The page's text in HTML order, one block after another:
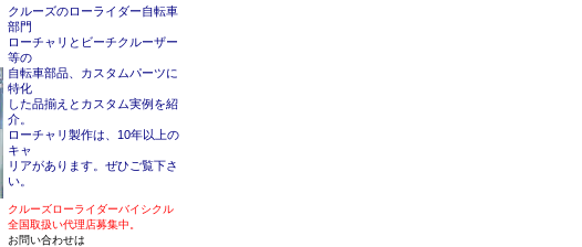
クルーズのローライダー自転車
部門
ローチャリとビーチクルーザー
等の
自転車部品、カスタムパーツに
特化
した品揃えとカスタム実例を紹
介。
ローチャリ製作は、10年以上の
キャ
リアがあります。ぜひご覧下さ
い。
クルーズローライダーバイシクル
全国取扱い代理店募集中。
お問い合わせは